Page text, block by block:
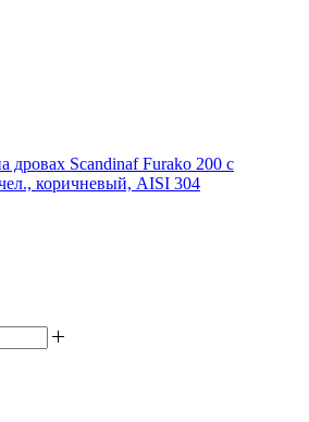
дровах Scandinaf Furako 200 с
коричневый, AISI 304